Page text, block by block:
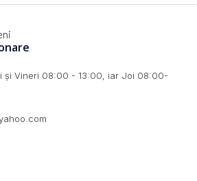
și Vineri 08:00 - 13:00, iar Joi 08:00-